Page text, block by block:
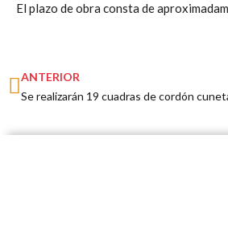
El plazo de obra consta de
Prev
ANTERIOR
Se realizarán 19 cuadras de cordón